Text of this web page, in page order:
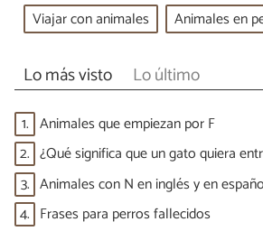
Viajar con animales Animales en
Lo más visto Lo último
1. Animales que empiezan por F
2. ¿Qué significa que un gato quiera
3. Animales con N en inglés y en
4. Frases para perros fallecidos